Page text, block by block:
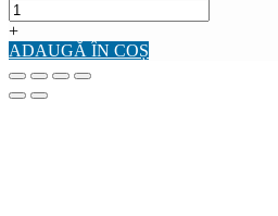
+
ADAUGĂ ÎN COȘ